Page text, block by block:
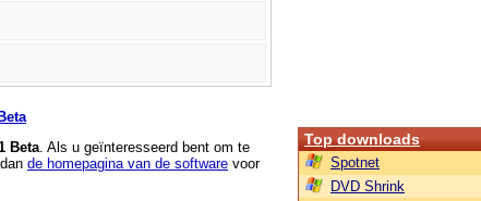
Beta. Als u geïnteresseerd bent om te
de homepagina van de software voor
Top downloads
Spotnet
DVD Shrink